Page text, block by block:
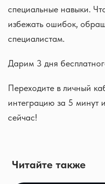
специальные навыки.
избежать ошибок,
специалистам.
Дарим 3 дня
Переходите в личный
интеграцию за 5 минут
сейчас!
Читайте также